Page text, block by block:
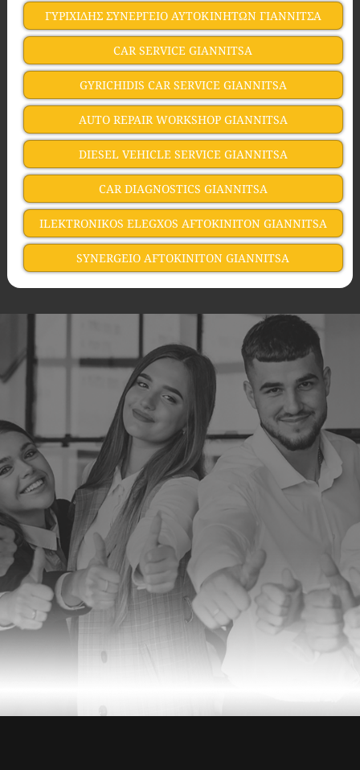
ΓΥΡΙΧΙΔΗΣ ΣΥΝΕΡΓΕΙΟ ΑΥΤΟΚΙΝΗΤΩΝ ΓΙΑΝΝΙΤΣΑ
CAR SERVICE GIANNITSA
GYRICHIDIS CAR SERVICE GIANNITSA
AUTO REPAIR WORKSHOP GIANNITSA
DIESEL VEHICLE SERVICE GIANNITSA
CAR DIAGNOSTICS GIANNITSA
ILEKTRONIKOS ELEGXOS AFTOKINITON GIANNITSA
SYNERGEIO AFTOKINITON GIANNITSA